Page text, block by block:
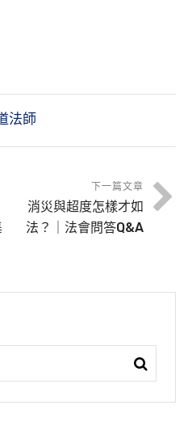
法師
下一篇文章
消災與超度怎樣才如
法？｜法會問答Q&A